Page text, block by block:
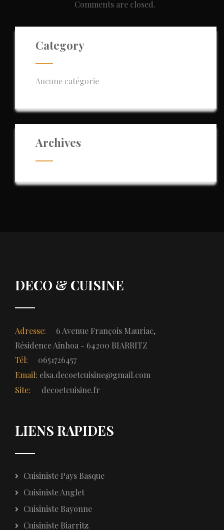
Comments are closed.
Category
Aucune catégorie
Archives
DECO & CUISINE
Adresse:
6 Avenue François Mauriac,
Résidence Ainhoa - 64200 BIARRITZ
Tél:
0651726457
Email: elsa.decoetcuisine@gmail.com
Site:
decoetcuisine.fr
LIENS RAPIDES
Cuisiniste Pays Basque
Cuisiniste Anglet
Cuisiniste Bayonne
Cuisiniste Biarritz